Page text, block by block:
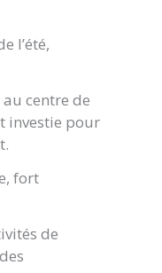
l’été,
centre de
investie pour
fort
de